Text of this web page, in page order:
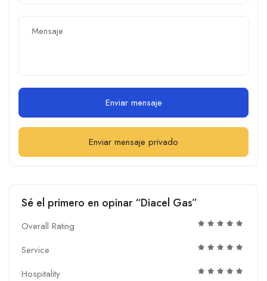
Enviar mensaje
Enviar mensaje privado
Sé el primero en opinar “Diacel Gas”
Overall Rating
Service
Hospitality